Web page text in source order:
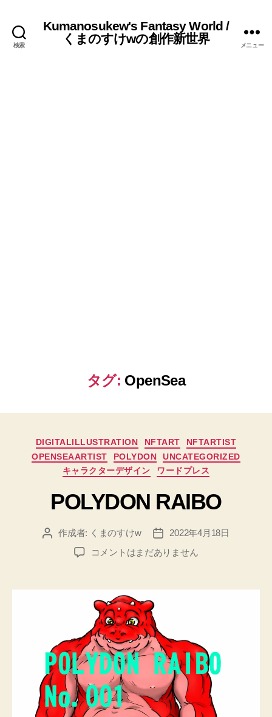
検索
Kumanosukew's Fantasy World /
くまのすけwの創作新世界
メニュー
タグ: OpenSea
カ
テ
ゴ
リ
ー
DIGITALILLUSTRATION NFTART
NFTARTIST
OPENSEAARTIST
POLYDON
UNCATEGORIZED
キャラクターデザイン
ワードプレス
POLYDON RAIBO
投 作成者: くまのすけw
投
稿
日
2022年4月18日
POLYDON
の
コメントはまだありません